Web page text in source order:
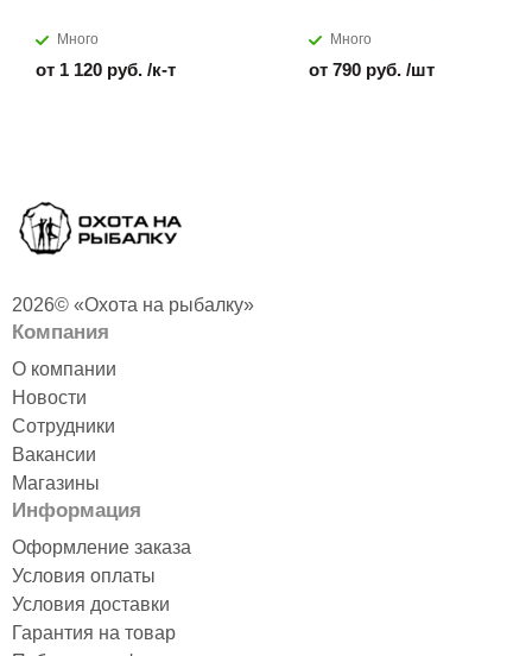
Много
от 1 120 руб. /к-т
Много
от 790 руб. /шт
2026© «Охота на рыбалку»
Компания
О компании
Новости
Сотрудники
Вакансии
Магазины
Информация
Оформление заказа
Условия оплаты
Условия доставки
Гарантия на товар